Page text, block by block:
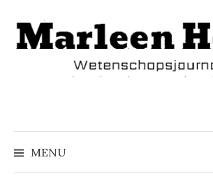
inhoud
springen
MENU